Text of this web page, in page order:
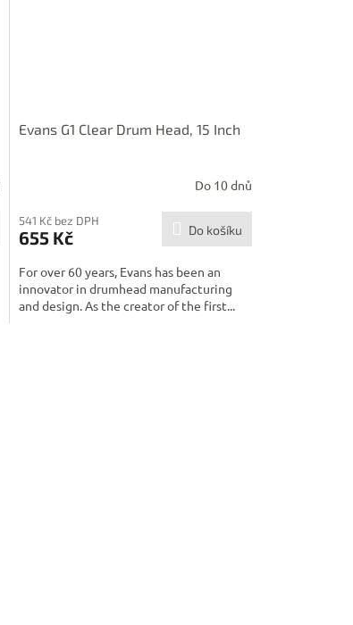
Evans G1 Clear Drum Head, 15 Inch
Do 10 dnů
541 Kč bez DPH
655 Kč Do košíku
For over 60 years, Evans has been an
innovator in drumhead manufacturing
and design. As the creator of the first...